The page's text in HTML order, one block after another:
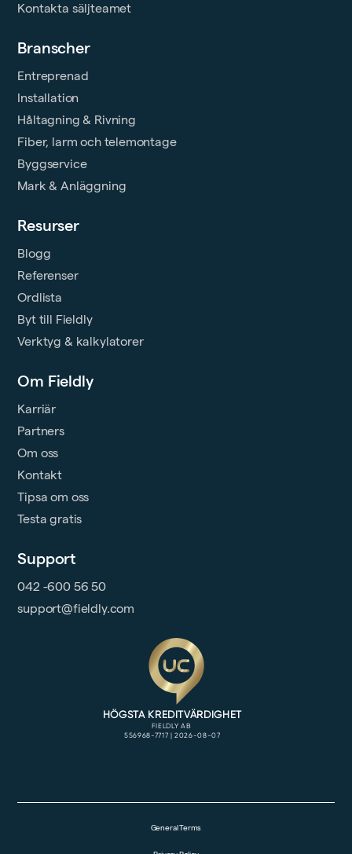
Kontakta säljteamet
Support
042 -600 56 50
support@fieldly.com
Branscher
Entreprenad
Installation
Håltagning & Rivning
Fiber, larm och telemontage
Byggservice
Mark & Anläggning
Resurser
Blogg
Referenser
Ordlista
Byt till Fieldly
Verktyg & kalkylatorer
Om Fieldly
Karriär
Partners
Om oss
Kontakt
Tipsa om oss
Testa gratis
General Terms